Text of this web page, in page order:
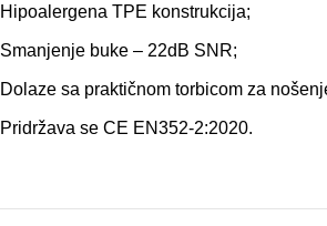
Hipoalergena TPE konstrukcija;
Smanjenje buke – 22dB SNR;
Dolaze sa praktičnom torbicom za
Pridržava se CE EN352-2:2020.